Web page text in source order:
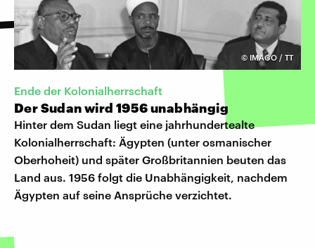
© IMAGO / TT
Ende der Kolonialherrschaft
Der Sudan wird 1956 unabhängig
Hinter dem Sudan liegt eine jahrhundertealte
Kolonialherrschaft: Ägypten (unter osmanischer
Oberhoheit) und später Großbritannien beuten das
Land aus. 1956 folgt die Unabhängigkeit, nachdem
Ägypten auf seine Ansprüche verzichtet.